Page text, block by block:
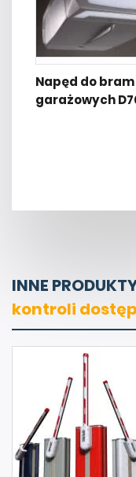
Napęd do bram
garażowych
INNE
kontroli